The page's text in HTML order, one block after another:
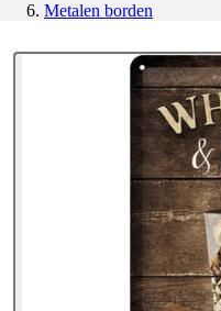
Metalen borden